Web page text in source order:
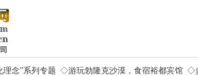
念”系列专题 ◇游玩勃隆克沙漠，食宿裕都宾馆 ◇